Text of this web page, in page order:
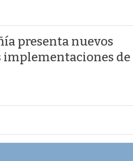
presenta nuevos
implementaciones de